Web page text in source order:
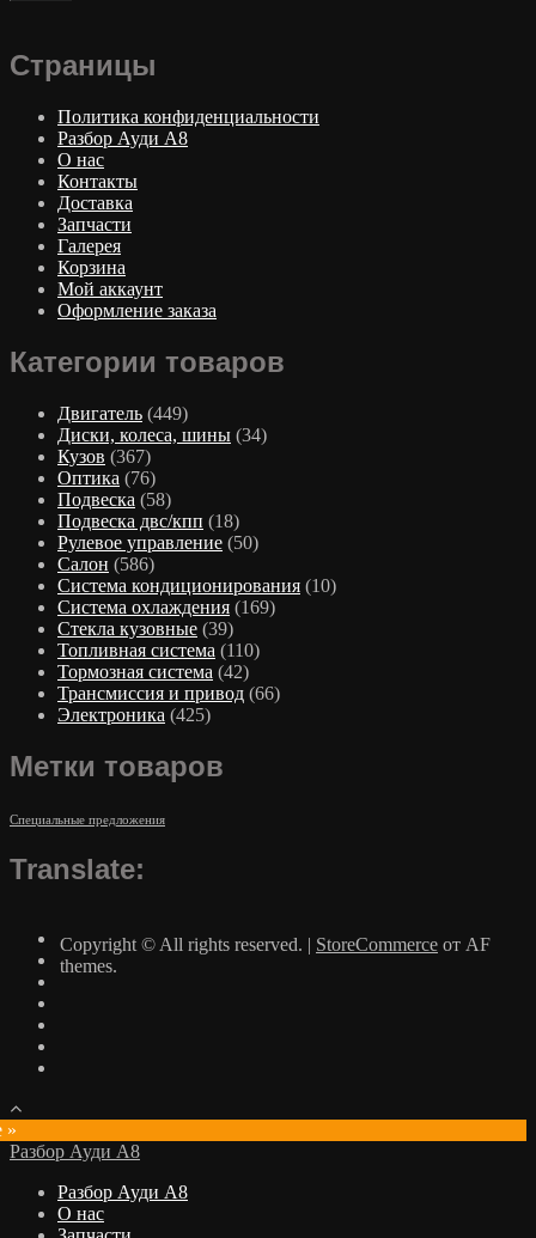
Страницы
Политика конфиденциальности
Разбор Ауди А8
О нас
Контакты
Доставка
Запчасти
Галерея
Корзина
Мой аккаунт
Оформление заказа
Категории товаров
Двигатель (449)
Диски, колеса, шины (34)
Кузов (367)
Оптика (76)
Подвеска (58)
Подвеска двс/кпп (18)
Рулевое управление (50)
Салон (586)
Система кондиционирования (10)
Система охлаждения (169)
Стекла кузовные (39)
Топливная система (110)
Тормозная система (42)
Трансмиссия и привод (66)
Электроника (425)
Метки товаров
Специальные предложения
Translate:
Copyright © All rights reserved. | StoreCommerce от AF
themes.
»
Разбор Ауди А8
Разбор Ауди А8
О нас